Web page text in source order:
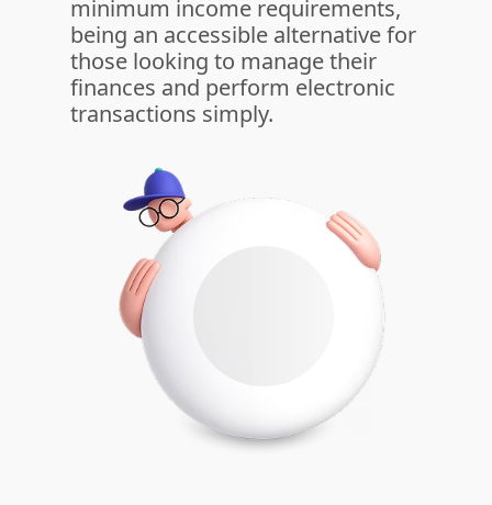
minimum income requirements,
being an accessible alternative for
those looking to manage their
finances and perform electronic
transactions simply.